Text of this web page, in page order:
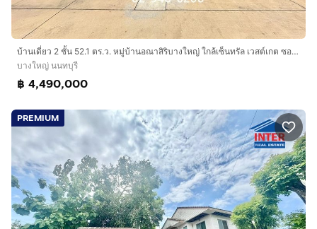
บ้านเดี่ยว 2 ชั้น 52.1 ตร.ว. หมู่บ้านอณาสิริบางใหญ่ ใกล้เซ็นทรัล เวสต์เกต ซอยวัดพระนอน ถนนกาญจนาภิเษก ถนนประชาอุทิศ ถนนทางด่วนM81 บางใหญ่
บางใหญ่ นนทบุรี
฿ 4,490,000
PREMIUM